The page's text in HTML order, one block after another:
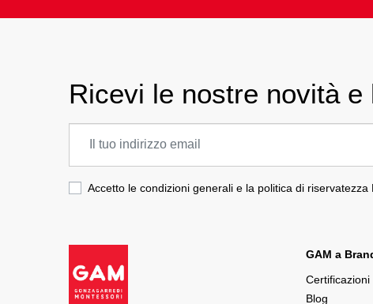
Ricevi le nostre novità e
Accetto le condizioni generali e la politica di riservatezza
GAM a
Certificazioni
Blog